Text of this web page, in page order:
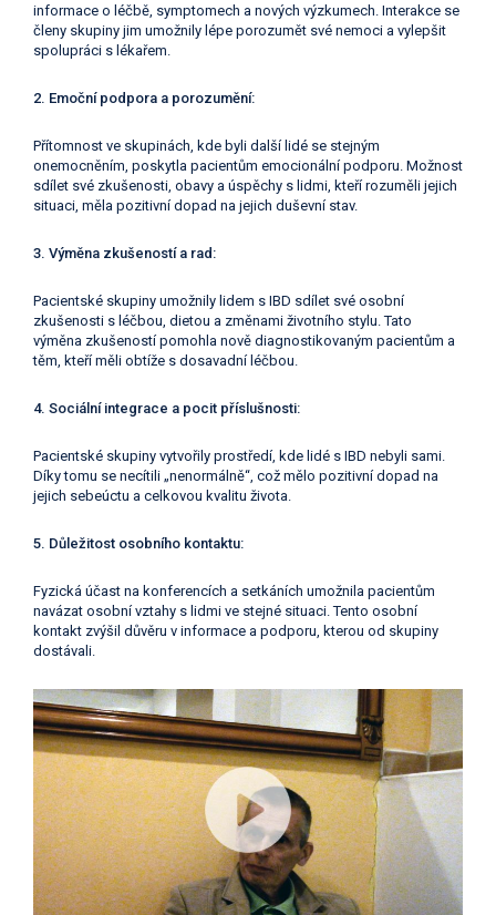
informace o léčbě, symptomech a nových výzkumech. Interakce se
členy skupiny jim umožnily lépe porozumět své nemoci a vylepšit
spolupráci s lékařem.
2. Emoční podpora a porozumění:
Přítomnost ve skupinách, kde byli další lidé se stejným
onemocněním, poskytla pacientům emocionální podporu. Možnost
sdílet své zkušenosti, obavy a úspěchy s lidmi, kteří rozuměli jejich
situaci, měla pozitivní dopad na jejich duševní stav.
3. Výměna zkušeností a rad:
Pacientské skupiny umožnily lidem s IBD sdílet své osobní
zkušenosti s léčbou, dietou a změnami životního stylu. Tato
výměna zkušeností pomohla nově diagnostikovaným pacientům a
těm, kteří měli obtíže s dosavadní léčbou.
4. Sociální integrace a pocit příslušnosti:
Pacientské skupiny vytvořily prostředí, kde lidé s IBD nebyli sami.
Díky tomu se necítili „nenormálně“, což mělo pozitivní dopad na
jejich sebeúctu a celkovou kvalitu života.
5. Důležitost osobního kontaktu:
Fyzická účast na konferencích a setkáních umožnila pacientům
navázat osobní vztahy s lidmi ve stejné situaci. Tento osobní
kontakt zvýšil důvěru v informace a podporu, kterou od skupiny
dostávali.